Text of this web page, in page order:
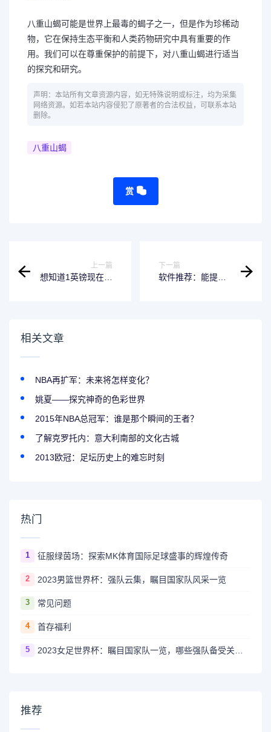
八重山蝎可能是世界上最毒的蝎子之一，但是作为珍稀动
物，它在保持生态平衡和人类药物研究中具有重要的作
用。我们可以在尊重保护的前提下，对八重山蝎进行适当
的探究和研究。
声明：本站所有文章资源内容，如无特殊说明或标注，均为采集
网络资源。如若本站内容侵犯了原著者的合法权益，可联系本站
删除。
八重山蝎
赏
上一篇
想知道1英镑现在能
下一篇
软件推荐：能提高
相关文章
NBA再扩军：未来将怎样变化？
姚夏——探究神奇的色彩世界
2015年NBA总冠军：谁是那个瞬间的王者？
了解克罗托内：意大利南部的文化古城
2013欧冠：足坛历史上的难忘时刻
热门
1 征服绿茵场：探索MK体育国际足球盛事的辉煌传奇
2 2023男篮世界杯：强队云集，瞩目国家队风采一览
3 常见问题
4 首存福利
5
推荐